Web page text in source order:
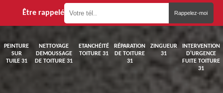
Être rappelé
PEINTURE
SUR
TUILE 31
NETTOYAGE
DEMOUSSAGE
DE TOITURE 31
ETANCHÉITÉ
TOITURE 31
RÉPARATION
DE TOITURE
31
ZINGUEUR
31
INTERVENTION
D'URGENCE
FUITE TOITURE
31